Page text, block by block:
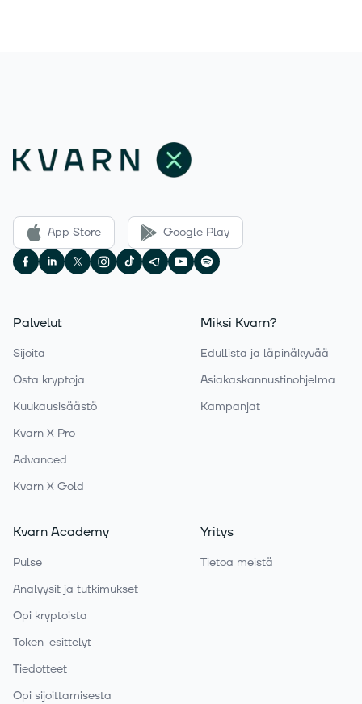
App Store Google Play
Palvelut
Sijoita
Osta kryptoja
Kuukausisäästö
Kvarn X Pro
Advanced
Kvarn X Gold
Miksi Kvarn?
Edullista ja läpinäkyvää
Asiakaskannustinohjelma
Kampanjat
Kvarn Academy
Pulse
Analyysit ja tutkimukset
Opi kryptoista
Token-esittelyt
Tiedotteet
Opi sijoittamisesta
Yritys
Tietoa meistä